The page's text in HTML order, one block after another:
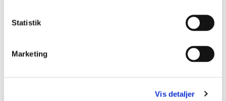
Statistik
Marketing
Vis detaljer